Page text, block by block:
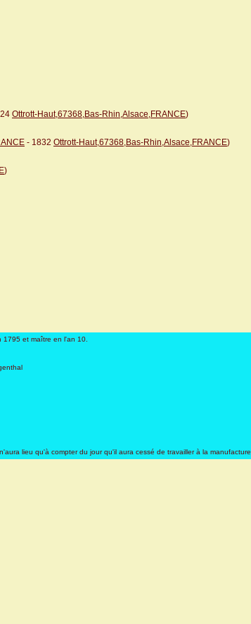
Ottrott-Haut,67368,Bas-Rhin,Alsace,FRANCE)
- 1832 Ottrott-Haut,67368,Bas-Rhin,Alsace,FRANCE)
)
et maître en l'an 10.
lieu qu'à compter du jour qu'il aura cessé de travailler à la manufacture.